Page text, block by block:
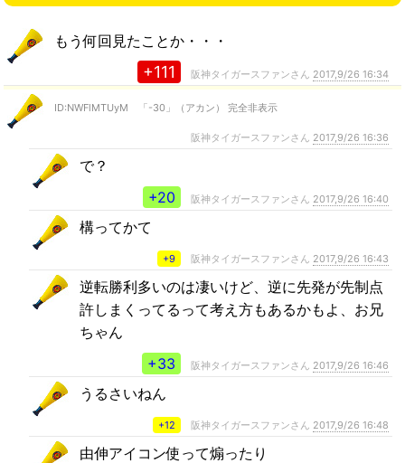
もう何回見たことか・・・
+111 阪神タイガースファンさん 2017,9/26 16:34
ID:NWFlMTUyM 「-30」（アカン） 完全非表示
阪神タイガースファンさん 2017,9/26 16:36
で？
+20
阪神タイガースファンさん 2017,9/26 16:40
構ってかて
+9 阪神タイガースファンさん 2017,9/26 16:43
逆転勝利多いのは凄いけど、逆に先発が先制点
許しまくってるって考え方もあるかもよ、お兄
ちゃん
+33
阪神タイガースファンさん 2017,9/26 16:46
うるさいねん
+12 阪神タイガースファンさん 2017,9/26 16:48
由伸アイコン使って煽ったり